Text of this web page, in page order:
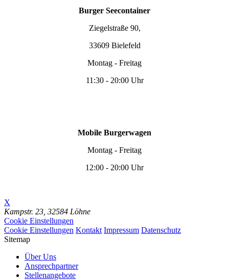
Burger Seecontainer
Ziegelstraße 90,
33609 Bielefeld
Montag - Freitag
11:30 - 20:00 Uhr
Mobile Burgerwagen
Montag - Freitag
12:00 - 20:00 Uhr
X
Kampstr. 23, 32584 Löhne
Cookie Einstellungen
Cookie Einstellungen Kontakt Impressum Datenschutz
Sitemap
Über Uns
Ansprechpartner
Stellenangebote